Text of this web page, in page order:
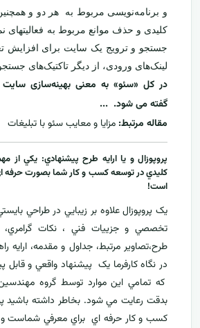
و برنامه‌نویسی مربوط به هر دو و
کلیدی و حذف موانع مربوط به فعالیتهای
جستجو و ترویج یک سایت برای افزایش
لینک‌های ورودی، از دیگر تاکتیک‌های
در کل «سئو» به معنی بهینه‌سازی
گفته می شود. ...
مقاله مرتبط: مزایا و معایب سئو با تبلیغات
پروپوزال و يا ارايه طرح پيشنهادي: يکي از
کليدي در توسعه کسب و کار شما بصورت حرفه
است!
يک پروپوزال علاوه بر زيبايي در طراحي
تخصصي و جزييات فني ، نکات گرامري،
طرح،تصاوير مرتبط، جداول و مقدمه، ارایه
در نگاه کارفرما يک پيشنهاد واقعي و قابل
که تمامي اين موارد توسط گروه
بدقت رعايت مي شود. بخاطر داشته باشيد
کسب و کار حرفه اي براي معرفيشماست و